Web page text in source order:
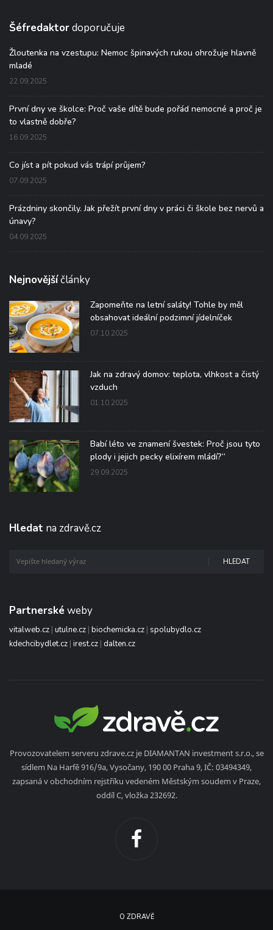
Šéfredaktordoporučuje
Žloutenka na vzestupu: Nemoc špinavých rukou ohrožuje hlavně
mladé
22.09.2025
První dny ve školce: Proč vaše dítě bude pořád nemocné a proč je
to vlastně dobře?
16.09.2025
Co jíst a pít pokud vás trápí průjem?
07.09.2025
Prázdniny skončily. Jak přežít první dny v práci či škole bez nervů a
únavy?
04.09.2025
Nejnovějšíčlánky
Zapomeňte na letní saláty! Tohle by měl
obsahovat ideální podzimní jídelníček
07.10.2025
Jak na zdravý domov: teplota, vlhkost a čistý
vzduch
01.10.2025
Babí léto ve znamení švestek: Proč jsou tyto
plody i jejich pecky elixírem mládí?“
29.09.2025
Hledat na zdravě.cz
HLEDAT
Partnerské weby
vitalweb.cz | utulne.cz | biochemicka.cz | spolubydlo.cz
kdechcibydlet.cz | irest.cz | dalten.cz
Provozovatelem serveru zdrave.cz je DIAMANTAN investment s.r.o., se
sídlem Na Harfě 916/9a, Vysočany, 190 00 Praha 9, IČ: 03494349,
zapsaná v obchodním rejstříku vedeném Městským soudem v Praze,
oddíl C, vložka 232692.
O ZDRAVĚ